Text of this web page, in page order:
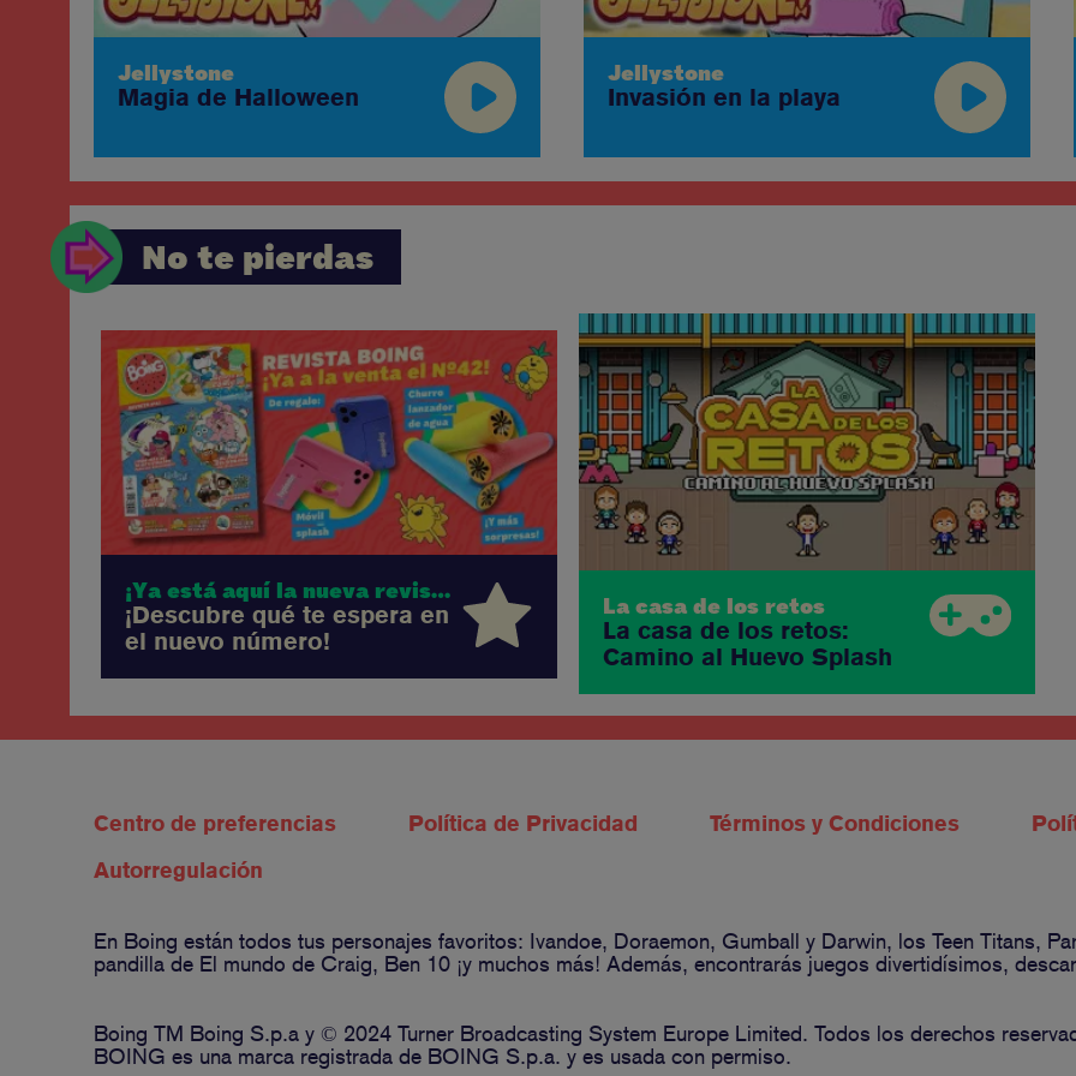
Jellystone
Magia de Halloween
Jellystone
Invasión en la playa
No te pierdas
¡Ya está aquí la nueva revista Boing!
¡Descubre qué te espera en
el nuevo número!
La casa de los retos
La casa de los retos:
Camino al Huevo Splash
Centro de preferencias Política de Privacidad Términos y Condiciones
Autorregulación
En Boing están todos tus personajes favoritos: Ivandoe, Doraemon, Gumball y Darwin, los Teen Titans,
pandilla de El mundo de Craig, Ben 10 ¡y muchos más! Además, encontrarás juegos divertidísimos,
Boing TM Boing S.p.a y © 2024 Turner Broadcasting System Europe Limited. Todos los derechos
BOING es una marca registrada de BOING S.p.a. y es usada con permiso.